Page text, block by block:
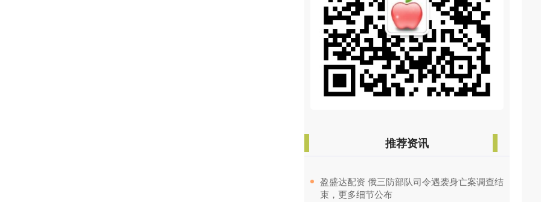
推荐资讯
​盈盛达配资 俄三防部队司令遇袭身亡案调查结
束，更多细节公布